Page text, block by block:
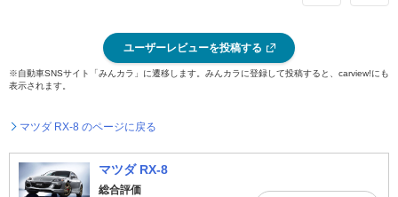
ユーザーレビューを投稿する
※自動車SNSサイト「みんカラ」に遷移します。みんカラに登録して投稿すると、carview!にも
表示されます。
マツダ RX-8 のページに戻る
マツダ RX-8
総合評価